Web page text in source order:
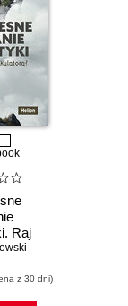
Raj
z 30 dni)